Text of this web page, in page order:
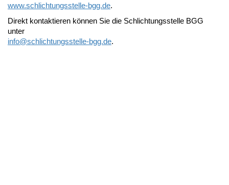
www.schlichtungsstelle-bgg.de.
Direkt kontaktieren können Sie die Schlichtungsstelle BGG
unter
info@schlichtungsstelle-bgg.de.